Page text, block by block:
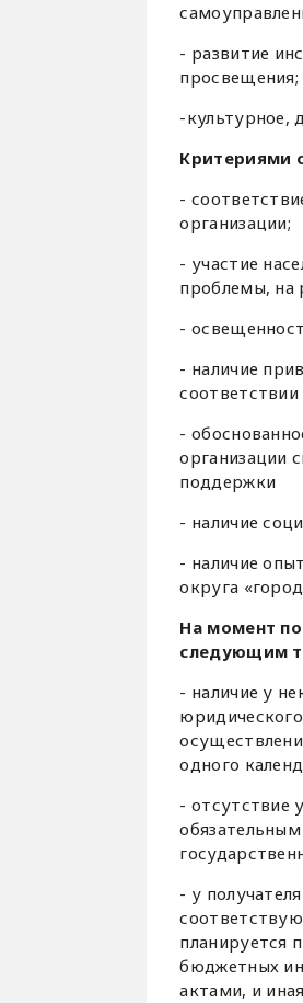
- развитие
просвещения;
-культурное,
Критериями
-
организации;
- участие
проблемы, на
-
- наличие
-
организации
поддержки
- наличие
- наличие
округа
На момент
следующим
- наличие у
одного
- отсутствие
- у
планируется
бюджетных
актами, и